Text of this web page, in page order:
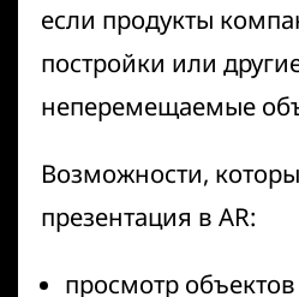
если продукты
постройки или
неперемещаемые
Возможности,
презентация в AR:
просмотр